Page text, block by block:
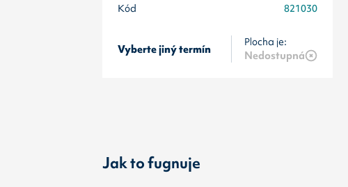
Kód
821030
Vyberte jiný termín Plocha je:
Nedostupná
Jak to fugnuje